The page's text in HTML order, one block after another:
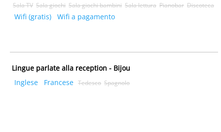
Sala TV Sala giochi Sala giochi bambini Sala lettura Pianobar Discoteca
Wifi (gratis) Wifi a pagamento
Lingue parlate alla reception - Bijou
Inglese
Francese Tedesco Spagnolo